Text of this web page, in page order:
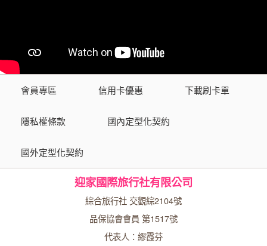
會員專區 信用卡優惠 下載刷卡單
隱私權條款 國內定型化契約
國外定型化契約
迎家國際旅行社有限公司
綜合旅行社 交觀綜2104號
品保協會會員 第1517號
代表人：繆霞芬